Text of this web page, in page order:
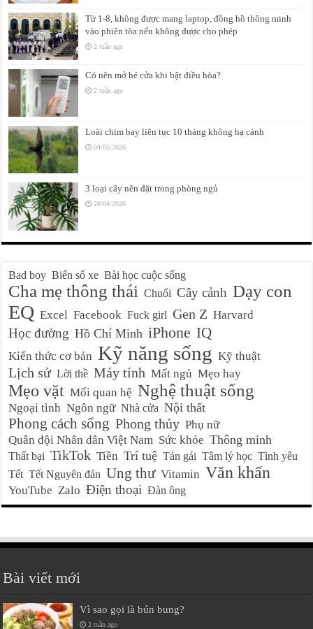
Từ 1-8, không được mang laptop, đồng hồ thông minh
vào phiên tòa nếu không được cho phép
2 tuần ago
Có nên mở hé cửa khi bật điều hòa?
2 tuần ago
Loài chim bay liên tục 10 tháng không hạ cánh
04/05/2026
3 loại cây nên đặt trong phòng ngủ
28/04/2026
Bad boy Biển số xe Bài học cuộc sống
Cha mẹ thông thái Chuối Cây cảnh Dạy con
EQ Excel Facebook Fuck girl Gen Z Harvard
Học đường Hồ Chí Minh iPhone IQ
Kiến thức cơ bản Kỹ năng sống Kỹ thuật
Lịch sử Lời thề Máy tính Mất ngủ Mẹo hay
Mẹo vặt Mối quan hệ Nghệ thuật sống
Ngoại tình Ngôn ngữ Nhà cửa Nội thất
Phong cách sống Phong thủy Phụ nữ
Quân đội Nhân dân Việt Nam Sức khỏe Thông minh
Thất bại TikTok Tiền Trí tuệ Tán gái Tâm lý học Tình yêu
Tết Tết Nguyên đán Ung thư Vitamin Văn khấn
YouTube Zalo Điện thoại Đàn ông
Bài viết mới
Vì sao gọi là bún bung?
2 tuần ago